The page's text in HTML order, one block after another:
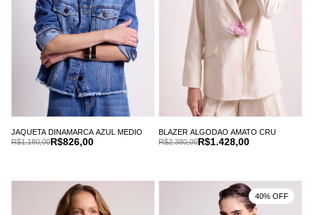
JAQUETA DINAMARCA AZUL MEDIO
R$826,00
R$1.180,00
BLAZER ALGODAO AMATO CRU
R$1.428,00
R$2.380,00
40% OFF